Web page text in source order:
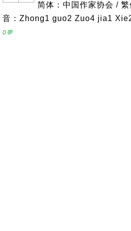
简体：中国作家协会 /
音：Zhong1 guo2 Zuo4 jia1
0💬